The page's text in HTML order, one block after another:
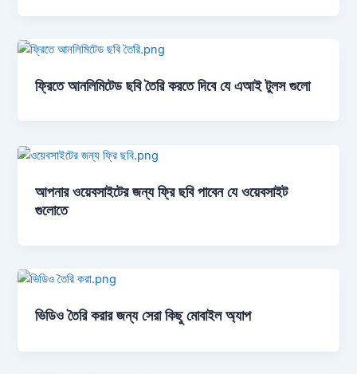
ফ্রিতে আনলিমিটেড ছবি তৈরি করতে দিবে যে এআই টুলস গুলো
আপনার ওয়েবসাইটের জন্য ফ্রি ছবি পাবেন যে ওয়েবসাইট
গুলোতে
ভিডিও তৈরি করার জন্য সেরা কিছু মোবাইল অ্যাপ